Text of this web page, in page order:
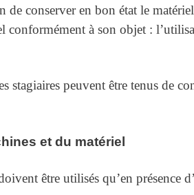
de conserver en bon état le
conformément à son objet :
peuvent être tenus de
et du matériel
être utilisés qu’en présence